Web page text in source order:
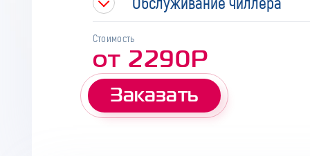
Стоимость
от 2290Р
Заказать